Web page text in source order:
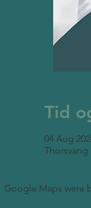
Tid
04 Aug
Thorsvang
Google Maps were